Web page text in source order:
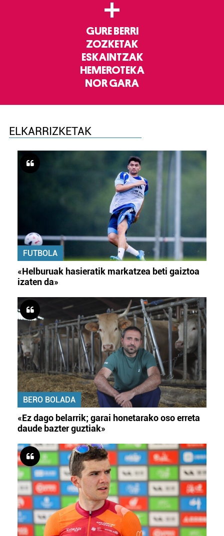
+
GURE BERRI
ZOZKETAK
ESKAINTZAK
HEMEROTEKA
NOR GARA
ELKARRIZKETAK
FUTBOLA
«Helburuak hasieratik markatzea beti gaiztoa
izaten da»
BERO BOLADA
«Ez dago belarrik; garai honetarako oso erreta
daude bazter guztiak»